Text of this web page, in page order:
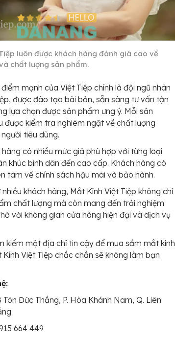
luôn được khách hàng đánh giá cao về
chất lượng sản phẩm.
mạnh của Việt Tiệp chính là đội ngũ nhân
được đào tạo bài bản, sẵn sàng tư vấn tận
lựa chọn được sản phẩm ưng ý. Mỗi sản
được kiểm tra nghiêm ngặt về chất lượng
tiêu dùng.
có nhiều mức giá phù hợp với từng loại
khúc bình dân đến cao cấp. Khách hàng có
tâm về chính sách hậu mãi và bảo hành.
khách hàng, Mắt Kính Việt Tiệp không chỉ
chất lượng mà còn mang đến trải nghiệm
với không gian cửa hàng hiện đại và dịch vụ
kiếm một địa chỉ tin cậy để mua sắm mắt kính
Việt Tiệp chắc chắn sẽ không làm bạn
Tôn Đức Thắng, P. Hòa Khánh Nam, Q. Liên
664 449